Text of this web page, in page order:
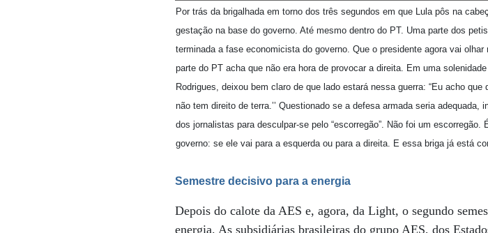
Por trás da brigalhada em torno dos três segundos em que Lula pôs na
gestação na base do governo. Até mesmo dentro do PT. Uma parte dos
terminada a fase economicista do governo. Que o presidente agora vai
parte do PT acha que não era hora de provocar a direita. Em uma
Rodrigues, deixou bem claro de que lado estará nessa guerra: “Eu acho
não tem direito de terra.’’ Questionado se a defesa armada seria adequada,
dos jornalistas para desculpar-se pelo “escorregão”. Não foi um
governo: se ele vai para a esquerda ou para a direita. E essa briga já está
Semestre decisivo para a energia
Depois do calote da AES e, agora, da Light, o segundo
energia. As subsidiárias brasileiras do grupo AES, dos